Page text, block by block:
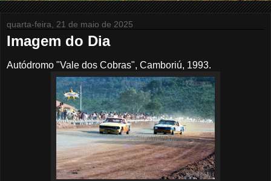
quarta-feira, 21 de maio de 2025
Imagem do Dia
Autódromo "Vale dos Cobras", Camboriú, 1993.